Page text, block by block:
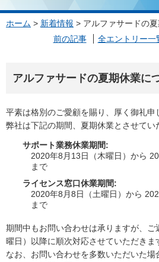
ホーム > 新着情報 > アルファサードの
前の記事
全エントリー一
アルファサードの夏期休業に
平素は格別のご愛顧を賜り、厚く御礼申
弊社は下記の期間、夏期休業とさせてい
サポート業務休業期間:
2020年8月13日（木曜日）から
まで
ライセンス窓口休業期間:
2020年8月8日（土曜日）から
まで
期間中もお問い合わせは承りますが、ご
曜日）以降に順次対応させていただきま
なお、お問い合わせを多数いただいた場